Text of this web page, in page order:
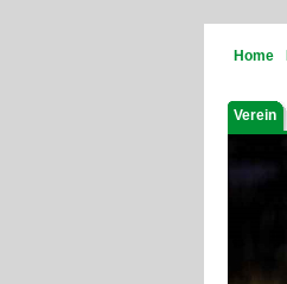
Home
Verein